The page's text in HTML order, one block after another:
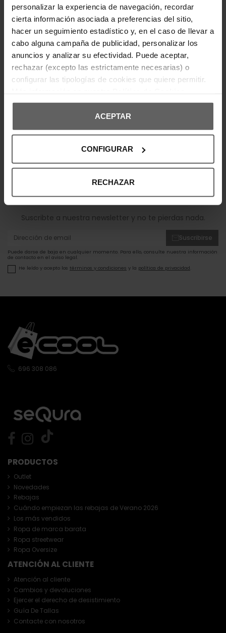
personalizar la experiencia de navegación, recordar
cierta información asociada a preferencias del sitio,
hacer un seguimiento estadístico y, en el caso de llevar a
cabo alguna campaña de publicidad, personalizar los
anuncios y analizar su efectividad. Puede aceptar,
rechazar (excepto las estrictamente necesarias) o
configurar las tipologías de cookies que quiere permitir.
ACEPTAR
CONFIGURAR
RECHAZAR
con botones y mangas cortas, perfecto para un
look casual con un estilo premium.
DETALLES DEL PRODUCTO
DEVOLUCIONES Y CAMBIOS
OPINIONES DE CLIENTES
¡Entérate de todas las novedades y
ofertas!
Suscribte a nuestra newsletter y no te pierdas nada.
Suscribirse
Puede darse de baja en cualquier momento. Para ello, consulte nuestra información
de contacto en el aviso legal.
He leído y acepto los términos y condiciones y la política de privacidad
PRODUCTOS
Outlet
Novedades
Rebajas
Cuándo empiezan las rebajas de Verano 2026
Los más vendidos
Ropa de marca barata
Ropa streetwear
Ropa Oversize
ATENCIÓN AL CLIENTE
Atención al cliente
Cambios y devoluciones
Ejercer el derecho de desistimiento
Guía De Tallas
Contacte con nosotros
696 308 086